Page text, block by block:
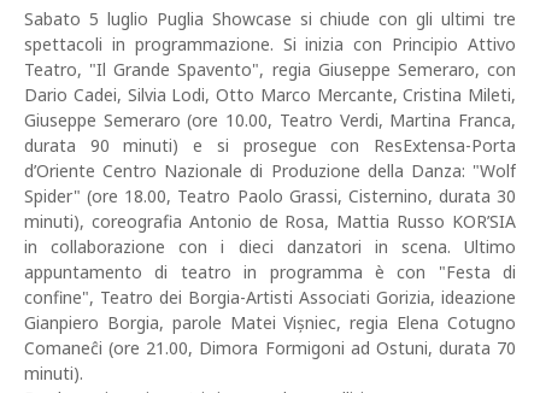
Sabato 5 luglio Puglia Showcase si chiude con gli ultimi tre
spettacoli in programmazione. Si inizia con Principio Attivo
Teatro, "Il Grande Spavento", regia Giuseppe Semeraro, con
Dario Cadei, Silvia Lodi, Otto Marco Mercante, Cristina Mileti,
Giuseppe Semeraro (ore 10.00, Teatro Verdi, Martina Franca,
durata 90 minuti) e si prosegue con ResExtensa-Porta
d’Oriente Centro Nazionale di Produzione della Danza: "Wolf
Spider" (ore 18.00, Teatro Paolo Grassi, Cisternino, durata 30
minuti), coreografia Antonio de Rosa, Mattia Russo KOR’SIA
in collaborazione con i dieci danzatori in scena. Ultimo
appuntamento di teatro in programma è con "Festa di
confine", Teatro dei Borgia-Artisti Associati Gorizia, ideazione
Gianpiero Borgia, parole Matei Vișniec, regia Elena Cotugno
Comaneĉi (ore 21.00, Dimora Formigoni ad Ostuni, durata 70
minuti).